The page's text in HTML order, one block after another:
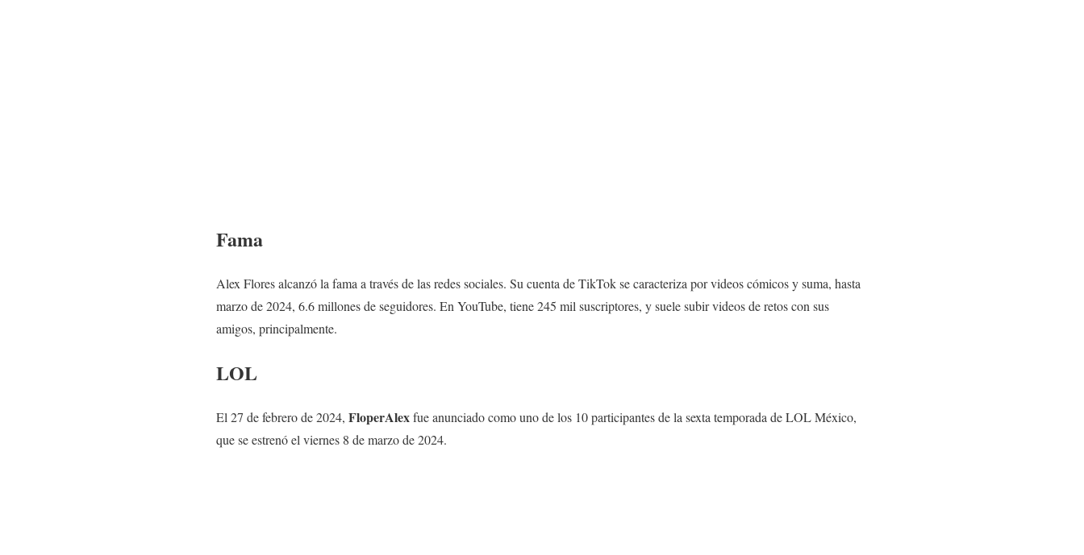
Fama
Alex Flores alcanzó la fama a través de las redes sociales. Su cuenta de TikTok se caracteriza por videos cómicos y suma, hasta
marzo de 2024, 6.6 millones de seguidores. En YouTube, tiene 245 mil suscriptores, y suele subir videos de retos con sus
amigos, principalmente.
LOL
El 27 de febrero de 2024, FloperAlexfue anunciado como uno de los 10 participantes de la sexta temporada de LOL México,
que se estrenó el viernes 8 de marzo de 2024.